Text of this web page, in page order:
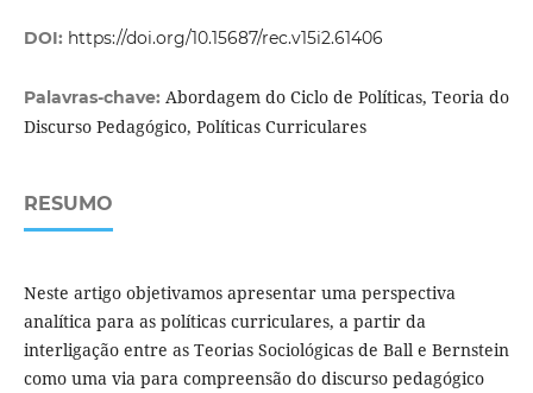
DOI: https://doi.org/10.15687/rec.v15i2.61406
Palavras-chave: Abordagem do Ciclo de Políticas, Teoria do
Discurso Pedagógico, Políticas Curriculares
RESUMO
Neste artigo objetivamos apresentar uma perspectiva
analítica para as políticas curriculares, a partir da
interligação entre as Teorias Sociológicas de Ball e Bernstein
como uma via para compreensão do discurso pedagógico